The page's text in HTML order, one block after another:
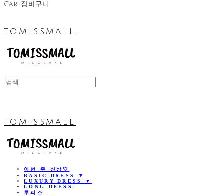
Cart장바구니
TOMISSMALL
TOMISSMALL
이번 주 신상🤍
BASIC DRESS ▼
LUXURY DRESS ▼
LONG DRESS
투피스